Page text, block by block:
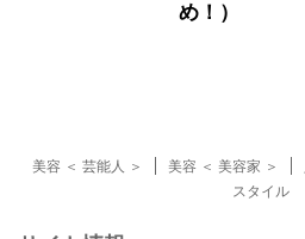
め！）
美容 ＜ 芸能人 ＞ 美容 ＜ 美容家 ＞
スタイル